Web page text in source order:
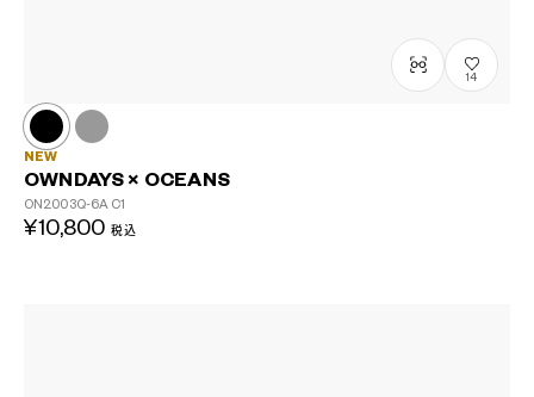
14
NEW
OWNDAYS × OCEANS
ON2003Q-6A C1
¥10,800 税込